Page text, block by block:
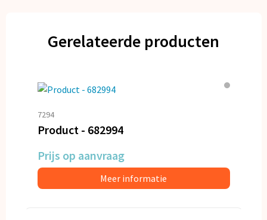
Gerelateerde producten
7294
Product - 682994
Prijs op aanvraag
Meer informatie